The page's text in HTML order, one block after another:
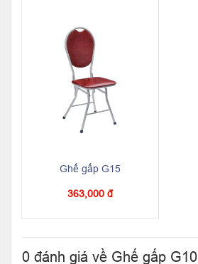
Ghế gấp G15
363,000 đ
0 đánh giá về Ghế gấp G10